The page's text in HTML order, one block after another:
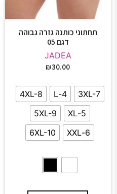
תחתוני כותנה גזרה גבוהה
דגם 05
JADEA
₪30.00
3XL-7
4-L
4XL-8
5-XL
5XL-9
6-XXL
6XL-10